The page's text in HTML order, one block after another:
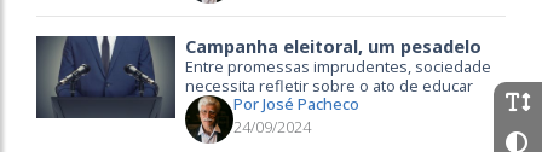
Campanha eleitoral, um pesadelo
Entre promessas imprudentes, sociedade
necessita refletir sobre o ato de educar
Por José Pacheco
24/09/2024